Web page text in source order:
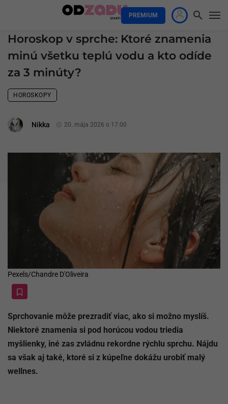
PREMIUM
Horoskop v sprche: Ktoré znamenia
minú všetku teplú vodu a kto odíde
za 3 minúty?
HOROSKOPY
Nikka 20. mája 2026 o 17:00
Pexels/Chandre D'Oliveira
Sprchovanie môže prezradiť viac, ako si možno myslíš.
Niektoré znamenia si pod horúcou vodou triedia
myšlienky, iné zas zvládnu rekordne rýchlu sprchu. Nájdu
sa však aj také, ktoré si z kúpeľne dokážu urobiť malý
wellnes.